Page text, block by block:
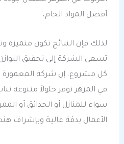
أفضل المواد الخام،
لذلك فإن النتائج تكون متميزة
تسعى الشركة إلى تحقيق
كل مشروع. إن شركة المعمورة
في المزهر توفر حلولاً متنوعة
سواء للمنازل أو الحدائق أو
الأعمال بدقة عالية